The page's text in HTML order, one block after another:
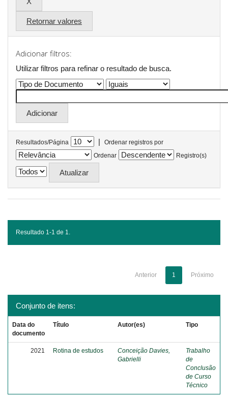
Retornar valores
Adicionar filtros:
Utilizar filtros para refinar o resultado de busca.
Resultados/Página |
Ordenar registros por
Ordenar
Registro(s)
Resultado 1-1 de 1.
Anterior 1 Próximo
Conjunto de itens:
Data do
documento
Título Autor(es) Tipo
2021 Rotina de estudos
Conceição Davies,
Gabrielli
Trabalho
de
Conclusão
de Curso
Técnico